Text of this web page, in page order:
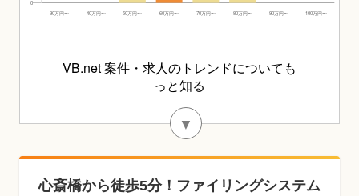
▼
VB.net 案件・求人のトレンドについても
っと知る
心斎橋から徒歩5分！ファイリングシステム